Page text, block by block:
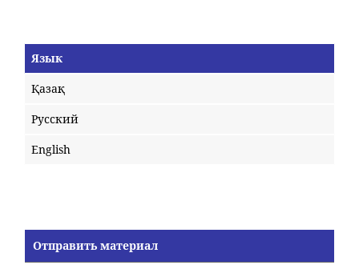
Язык
Қазақ
Русский
English
Отправить материал